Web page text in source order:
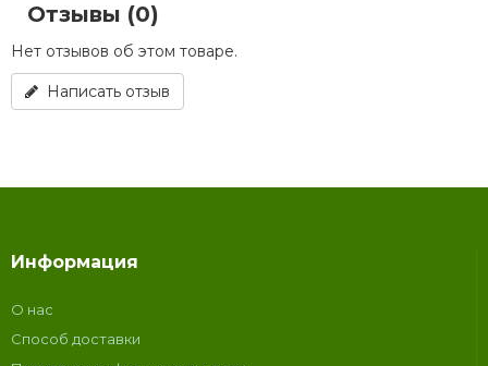
Отзывы (0)
Нет отзывов об этом товаре.
Написать отзыв
Информация
О нас
Способ доставки